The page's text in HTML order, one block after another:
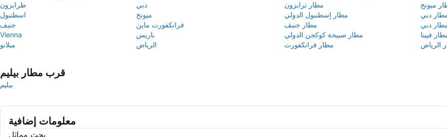
طرابزون
دبي
اسطنبول
ميونخ
جنيف
فرانكفورت ماين
Vienna
باريس
ميلانو
الرياض
مطار ترابزون
ميونخ
مطار إسطنبول الدولي
دبي
مطار جنيف
دبي
مطار صبيحة كوكجن الدولي
فيينا
مطار فرانكفورت
الرياض
قرب مطار بيليم
بيليم
معلومات إضافية
بحث مماثل